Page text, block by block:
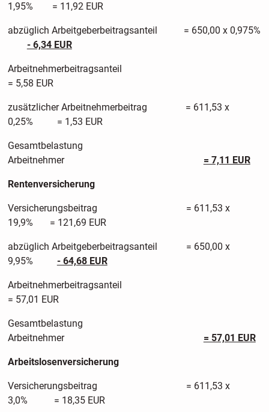
1,95% = 11,92 EUR
abzüglich Arbeitgeberbeitragsanteil = 650,00 x 0,975%
- 6,34 EUR
= 5,58 EUR
zusätzlicher Arbeitnehmerbeitrag = 611,53 x
0,25% = 1,53 EUR
Gesamtbelastung
Arbeitnehmer = 7,11 EUR
Rentenversicherung
Versicherungsbeitrag = 611,53 x
19,9% = 121,69 EUR
abzüglich Arbeitgeberbeitragsanteil = 650,00 x
9,95% - 64,68 EUR
= 57,01 EUR
Gesamtbelastung
Arbeitnehmer = 57,01 EUR
Arbeitslosenversicherung
Versicherungsbeitrag = 611,53 x
3,0% = 18,35 EUR